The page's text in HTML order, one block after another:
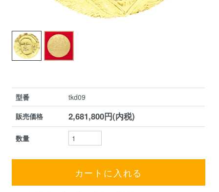
型番
tkd09
販売価格
2,681,800円(内税)
数量